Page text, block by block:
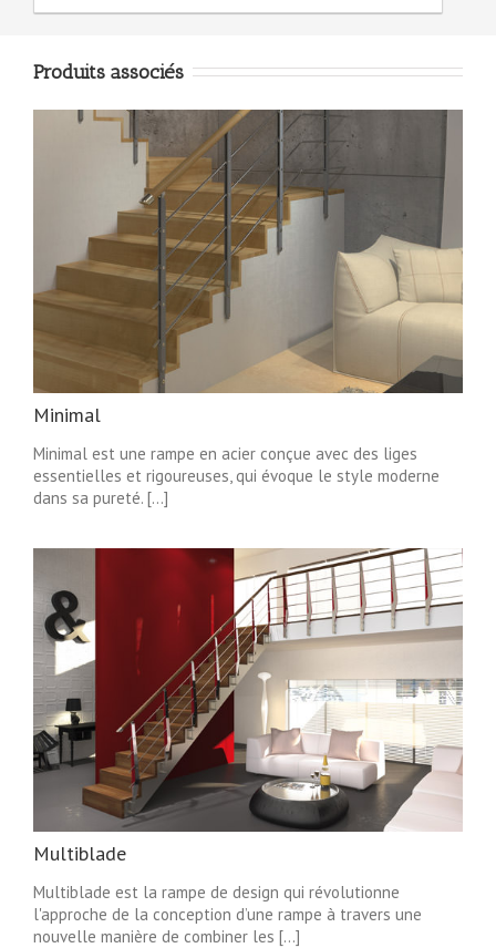
Produits associés
Minimal
Minimal est une rampe en acier conçue avec des liges
essentielles et rigoureuses, qui évoque le style moderne
dans sa pureté. [...]
Multiblade
Multiblade est la rampe de design qui révolutionne
l'approche de la conception d’une rampe à travers une
nouvelle manière de combiner les [...]